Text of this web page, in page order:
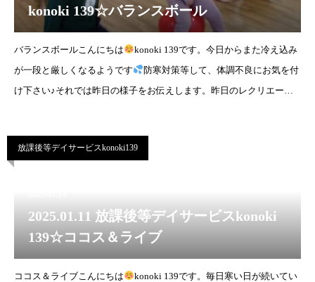
konoki 139☆バランスボール
バランスボールこんにちは
konoki 139です。今日からまた冷え込み
が一段と厳しくなるようです
防寒対策等して、体調不良にお気を付
け下さい♪それでは昨日の様子をお伝えします。昨日のレクリエーシ
放課後等デイサービスkonoki139
2025.01.11 放課後等デイサービスkonoki
139☆ココス＆ライブ
ココス＆ライブこんにちは
konoki 139です。毎日寒い日が続いてい